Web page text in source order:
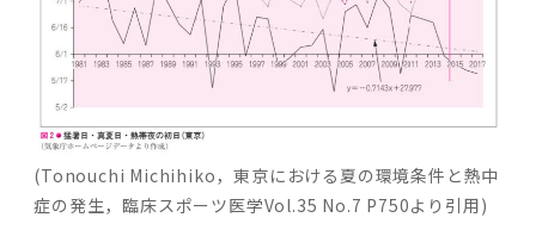
(Tonouchi Michihiko，東京における夏の環境条件と熱中
症の発生，臨床スポーツ医学Vol.35 No.7 P750より引用)